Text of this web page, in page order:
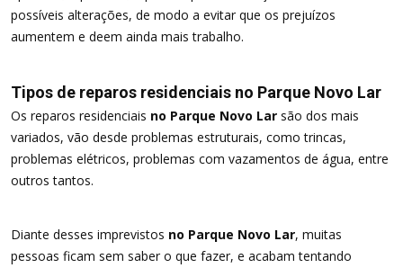
possíveis alterações, de modo a evitar que os prejuízos
aumentem e deem ainda mais trabalho.
Tipos de reparos residenciais no Parque Novo Lar
Os reparos residenciais no Parque Novo Lar são dos mais
variados, vão desde problemas estruturais, como trincas,
problemas elétricos, problemas com vazamentos de água, entre
outros tantos.
Diante desses imprevistos no Parque Novo Lar, muitas
pessoas ficam sem saber o que fazer, e acabam tentando